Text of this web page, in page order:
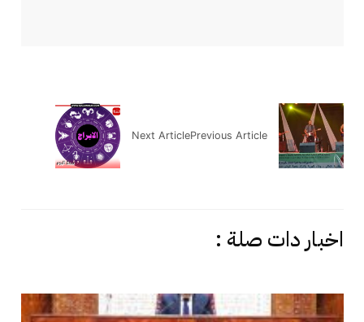
Previous Article
Next Article
اخبار دات صلة :